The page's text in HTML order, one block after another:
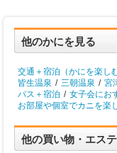
他のかにを見る
交通＋宿泊（かにを楽しむ
皆生温泉 / 三朝温泉 / 宮
バス＋宿泊 / 女子会にお
お部屋や個室でカニを楽
他の買い物・エス